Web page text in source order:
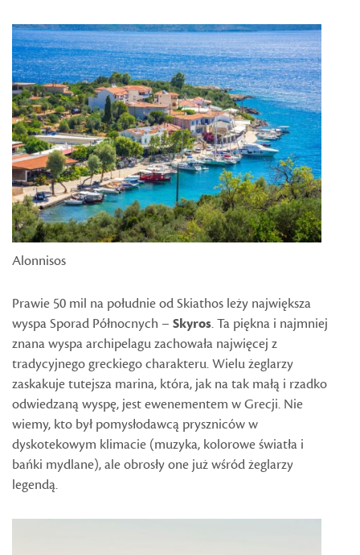
Alonnisos
Prawie 50 mil na południe od Skiathos leży największa
wyspa Sporad Północnych – Skyros. Ta piękna i najmniej
znana wyspa archipelagu zachowała najwięcej z
tradycyjnego greckiego charakteru. Wielu żeglarzy
zaskakuje tutejsza marina, która, jak na tak małą i rzadko
odwiedzaną wyspę, jest ewenementem w Grecji. Nie
wiemy, kto był pomysłodawcą pryszniców w
dyskotekowym klimacie (muzyka, kolorowe światła i
bańki mydlane), ale obrosły one już wśród żeglarzy
legendą.